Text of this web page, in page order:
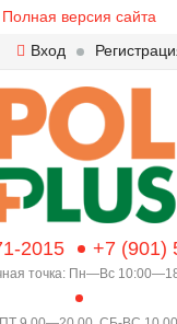
Полная версия сайта
Вход
2015 +7 (901)
точка: Пн—Вс